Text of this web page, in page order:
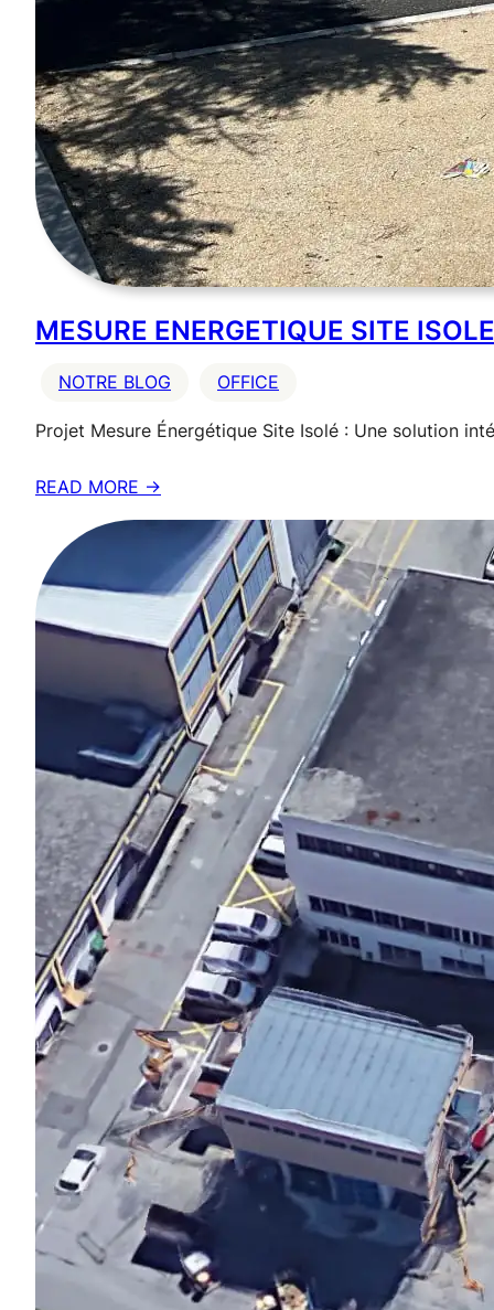
MESURE ENERGETIQUE SITE
NOTRE BLOG OFFICE
Projet Mesure Énergétique Site Isolé : Une solution
READ MORE →